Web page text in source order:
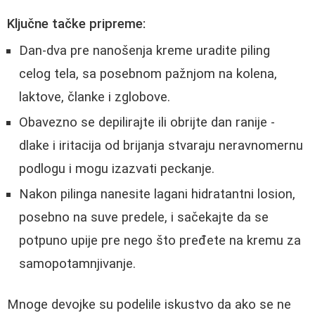
Ključne tačke pripreme:
Dan-dva pre nanošenja kreme uradite piling
celog tela, sa posebnom pažnjom na kolena,
laktove, članke i zglobove.
Obavezno se depilirajte ili obrijte dan ranije -
dlake i iritacija od brijanja stvaraju neravnomernu
podlogu i mogu izazvati peckanje.
Nakon pilinga nanesite lagani hidratantni losion,
posebno na suve predele, i sačekajte da se
potpuno upije pre nego što pređete na kremu za
samopotamnjivanje.
Mnoge devojke su podelile iskustvo da ako se ne